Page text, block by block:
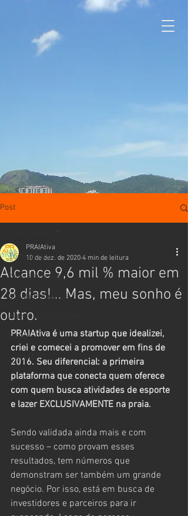
Post
Todos posts
meio ambiente
atividade na praia
alimentação saudável
Saúde
marketing
Alcance 9,6 mil % maior em
28 dias!... Mas, meu sonho é
outro.
PRAIAtiva
10 de dez. de 2020 4 min de leitura
PRAIAtiva é uma startup que idealizei,
criei e comecei a promover em fins de
2016. Seu diferencial: a primeira
plataforma que conecta quem oferece
com quem busca atividades de esporte
e lazer EXCLUSIVAMENTE na praia.
Sendo validada ainda mais e com
sucesso – como provam esses
resultados, tem números que
demonstram ser também um grande
negócio. Por isso, está em busca de
investidores e parceiros para ir